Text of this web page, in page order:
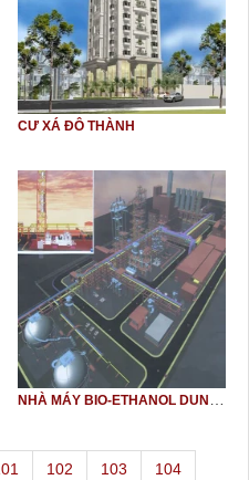
CƯ XÁ ĐÔ THÀNH
102 103 104